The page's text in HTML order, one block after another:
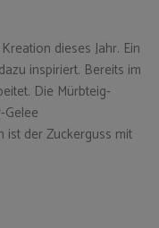
dieses Jahr. Ein
inspiriert. Bereits im
Die Mürbteig-
ist der Zuckerguss mit